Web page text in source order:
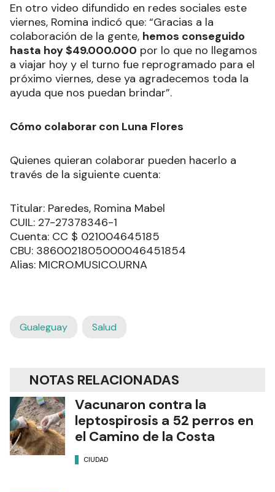
En otro video difundido en redes sociales este
viernes, Romina indicó que: “Gracias a la
colaboración de la gente, hemos conseguido
hasta hoy $49.000.000 por lo que no llegamos
a viajar hoy y el turno fue reprogramado para el
próximo viernes, dese ya agradecemos toda la
ayuda que nos puedan brindar”.
Cómo colaborar con Luna Flores
Quienes quieran colaborar pueden hacerlo a
través de la siguiente cuenta:
Titular: Paredes, Romina Mabel
CUIL: 27-27378346-1
Cuenta: CC $ 021004645185
CBU: 3860021805000046451854
Alias: MICRO.MUSICO.URNA
Gualeguay Salud
NOTAS RELACIONADAS
Vacunaron contra la
leptospirosis a 52 perros en
el Camino de la Costa
CIUDAD